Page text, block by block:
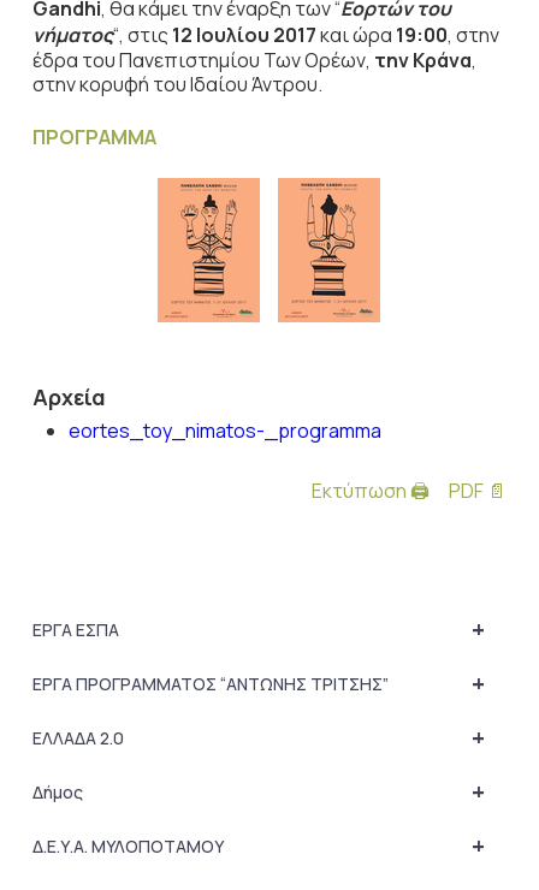
Gandhi, θα κάμει την έναρξη των “Εορτών του
νήματος“, στις 12 Ιουλίου 2017και ώρα 19:00, στην
έδρα του Πανεπιστημίου Των Ορέων, την Κράνα,
στην κορυφή του Ιδαίου Άντρου.
ΠΡΟΓΡΑΜΜΑ
Αρχεία
eortes_toy_nimatos-_programma
Εκτύπωση 🖨 PDF 📄
+
ΕΡΓΑ ΕΣΠΑ
+
ΕΡΓΑ ΠΡΟΓΡΑΜΜΑΤΟΣ “ΑΝΤΩΝΗΣ ΤΡΙΤΣΗΣ”
+
ΕΛΛΑΔΑ 2.0
+
Δήμος
+
Δ.Ε.Υ.Α. ΜΥΛΟΠΟΤΑΜΟΥ